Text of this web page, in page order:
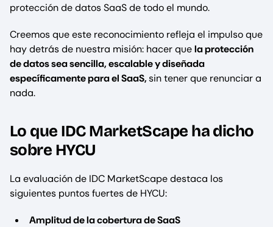
protección de datos SaaS de todo el mundo.
Creemos que este reconocimiento refleja el impulso que
hay detrás de nuestra misión: hacer quela protección
de datos sea sencilla, escalable y diseñada
específicamente para el SaaS,sin tener que renunciar a
nada.
Lo que IDC MarketScape ha dicho
sobre HYCU
La evaluación de IDC MarketScape destaca los
siguientes puntos fuertes de HYCU:
Amplitud de la cobertura de SaaS